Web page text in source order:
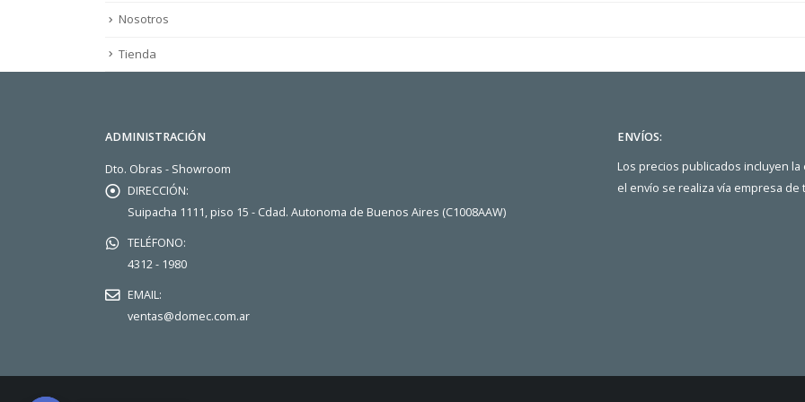
Nosotros
Tienda
ADMINISTRACIÓN
Dto. Obras - Showroom
DIRECCIÓN:
Suipacha 1111, piso 15 - Cdad. Autonoma de Buenos Aires (C1008AAW)
TELÉFONO:
4312 - 1980
EMAIL:
ventas@domec.com.ar
ENVÍOS:
Los precios publicados incluyen
el envío se realiza vía empresa